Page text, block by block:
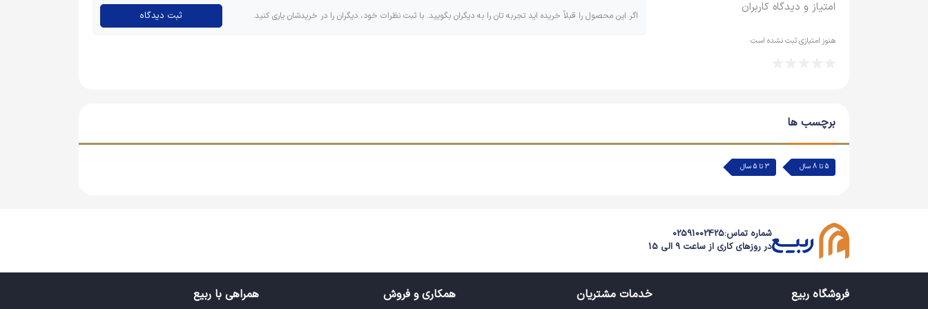
امتیاز و دیدگاه کاربران
هنوز امتیازی ثبت نشده است
اگر این محصول را قبلاً خریده اید تجربه تان را به دیگران بگویید. با ثبت نظرات خود، دیگران را در خریدشان یاری کنید. ثبت دیدگاه
برچسب ها
5 تا 8 سال 3 تا 5 سال
شماره تماس:02591002425
در روزهای کاری از ساعت 9 الی 15
فروشگاه ربیع خدمات مشتریان همکاری و فروش همراهی با ربیع